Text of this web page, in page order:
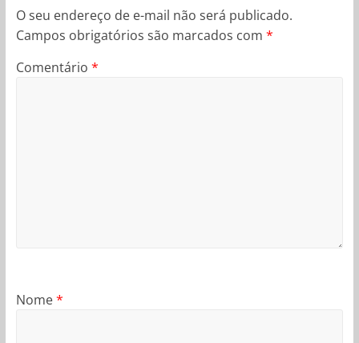
O seu endereço de e-mail não será publicado.
Campos obrigatórios são marcados com *
Comentário *
Nome*